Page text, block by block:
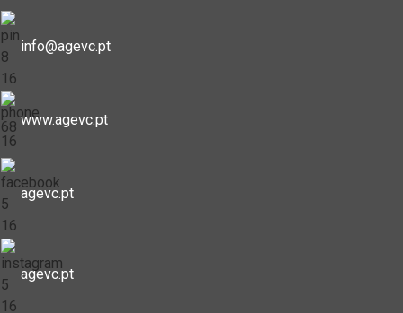
info@agevc.pt
www.agevc.pt
agevc.pt
agevc.pt